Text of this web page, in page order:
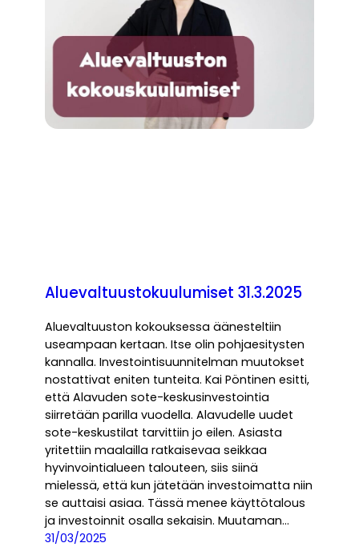
Aluevaltuustokuulumiset 31.3.2025
Aluevaltuuston kokouksessa äänesteltiin
useampaan kertaan. Itse olin pohjaesitysten
kannalla. Investointisuunnitelman muutokset
nostattivat eniten tunteita. Kai Pöntinen esitti,
että Alavuden sote-keskusinvestointia
siirretään parilla vuodella. Alavudelle uudet
sote-keskustilat tarvittiin jo eilen. Asiasta
yritettiin maalailla ratkaisevaa seikkaa
hyvinvointialueen talouteen, siis siinä
mielessä, että kun jätetään investoimatta niin
se auttaisi asiaa. Tässä menee käyttötalous
ja investoinnit osalla sekaisin. Muutaman…
31/03/2025